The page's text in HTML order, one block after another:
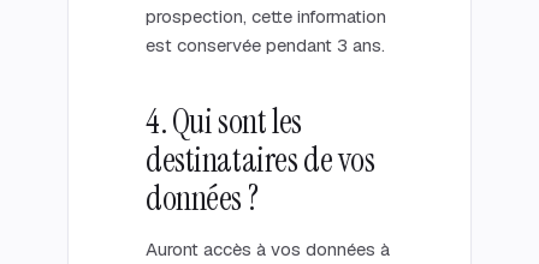
prospection, cette information
est conservée pendant 3 ans.
4. Qui sont les
destinataires de vos
données ?
Auront accès à vos données à